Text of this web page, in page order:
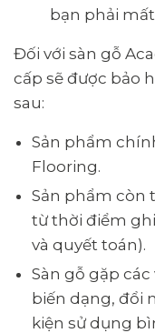
bạn phải
Đối với sàn gỗ
cấp sẽ được bảo
sau:
Sản phẩm
Flooring.
Sản phẩm còn
từ thời điểm
và quyết toán).
Sàn gỗ gặp
biến dạng, đổi
kiện sử dụng